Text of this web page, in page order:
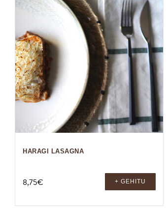
HARAGI LASAGNA
8,75€ + GEHITU